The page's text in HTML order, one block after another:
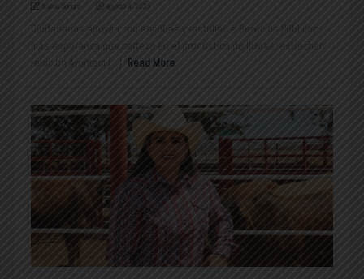
Nuevo Sonora agosto 4, 2025
Ciudadanos apoyan con escobas y rastrillos a Servicios Públicos;
más esperanza que certeza en el pronóstico de lluvias; estrechan
relación Ayuntam [...]
Read More